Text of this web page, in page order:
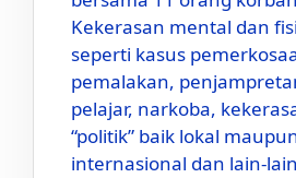
Kekerasan mental dan
seperti kasus
pemalakan,
pelajar, narkoba,
“politik” baik lokal
internasional dan lain-